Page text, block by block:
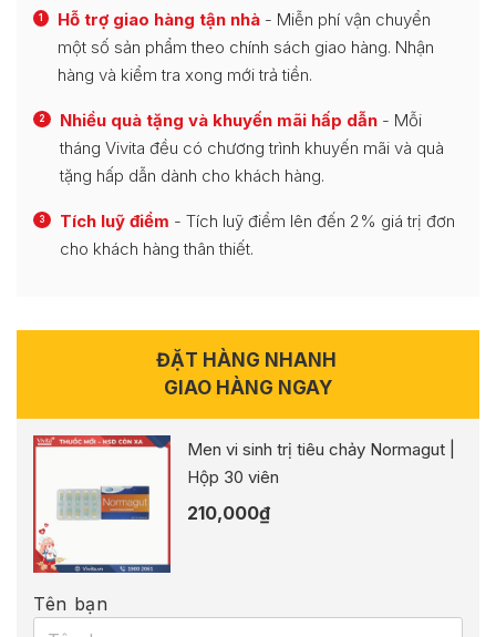
1 Hỗ trợ giao hàng tận nhà - Miễn phí vận chuyển
một số sản phẩm theo chính sách giao hàng. Nhận
hàng và kiểm tra xong mới trả tiền.
2 Nhiều quà tặng và khuyến mãi hấp dẫn - Mỗi
tháng Vivita đều có chương trình khuyến mãi và quà
tặng hấp dẫn dành cho khách hàng.
3 Tích luỹ điểm - Tích luỹ điểm lên đến 2% giá trị đơn
cho khách hàng thân thiết.
ĐẶT HÀNG NHANH
GIAO HÀNG NGAY
Men vi sinh trị tiêu chảy Normagut |
Hộp 30 viên
210,000₫
Tên bạn